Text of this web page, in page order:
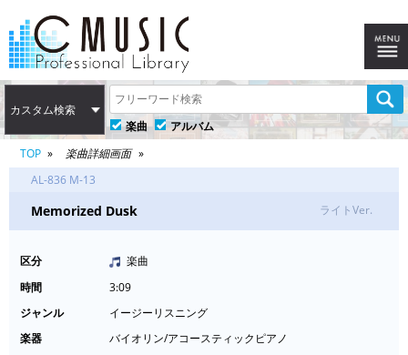
カスタム検索
楽曲
アルバム
TOP
楽曲詳細画面
AL-836 M-13
Memorized Dusk ライトVer.
区分
楽曲
時間
3:09
ジャンル
イージーリスニング
楽器
バイオリン/アコースティックピアノ